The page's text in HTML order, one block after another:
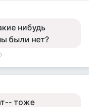
нибудь
были нет?
тоже